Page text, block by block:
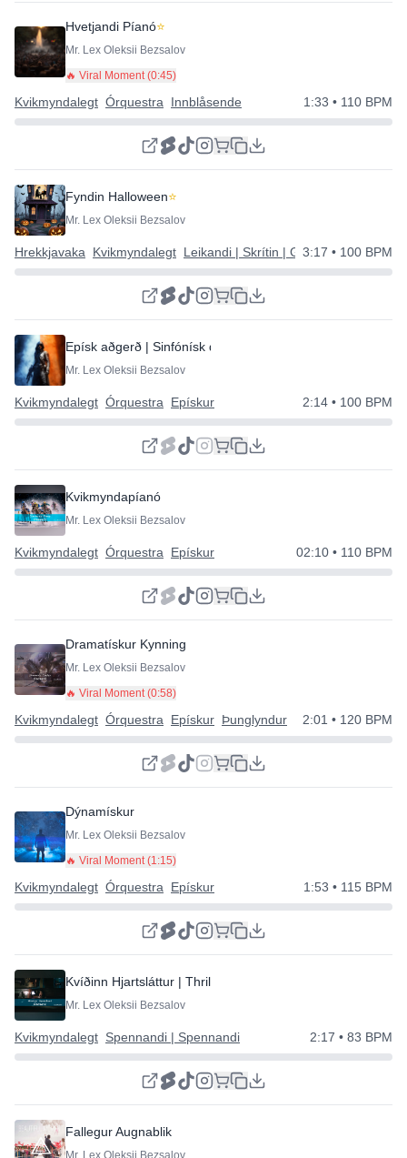
Hvetjandi Píanó⭐
Mr. Lex Oleksii Bezsalov
🔥 Viral Moment (0:45)
Kvikmyndalegt Órquestra Innblåsende 1:33 • 110 BPM
Fyndin Halloween⭐
Mr. Lex Oleksii Bezsalov
Hrekkjavaka Kvikmyndalegt Leikandi | Skrítin | Gleðilegur
3:17 • 100 BPM
Epísk aðgerð | Sinfónísk dýnamík
Mr. Lex Oleksii Bezsalov
Kvikmyndalegt Órquestra Epískur 2:14 • 100 BPM
Kvikmyndapíanó
Mr. Lex Oleksii Bezsalov
Kvikmyndalegt Órquestra Epískur 02:10 • 110 BPM
Dramatískur Kynning
Mr. Lex Oleksii Bezsalov
🔥 Viral Moment (0:58)
Kvikmyndalegt Órquestra Epískur Þunglyndur 2:01 • 120 BPM
Dýnamískur
Mr. Lex Oleksii Bezsalov
🔥 Viral Moment (1:15)
Kvikmyndalegt Órquestra Epískur 1:53 • 115 BPM
Kvíðinn Hjartsláttur | Thriller tónlist
Mr. Lex Oleksii Bezsalov
Kvikmyndalegt Spennandi | Spennandi 2:17 • 83 BPM
Fallegur Augnablik
Mr. Lex Oleksii Bezsalov